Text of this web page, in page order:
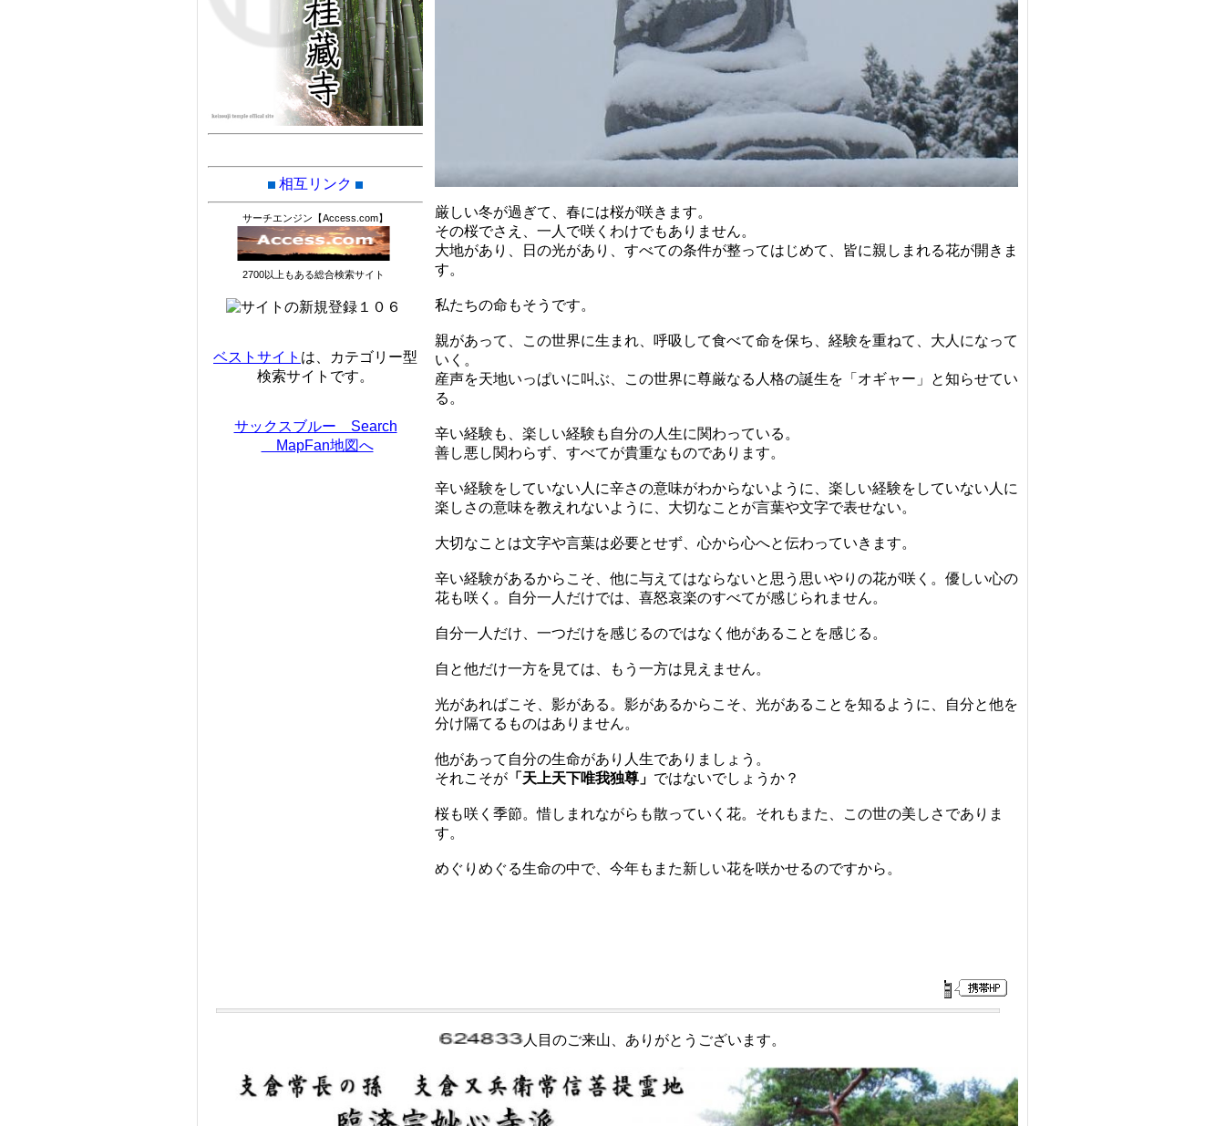
厳しい冬が過ぎて、春には桜が咲きます。
その桜でさえ、一人で咲くわけでもありません。
大地があり、日の光があり、すべての条件が整ってはじめて、皆に親しまれる花が開きま
す。
私たちの命もそうです。
親があって、この世界に生まれ、呼吸して食べて命を保ち、 経験を重ねて、大人になって
いく。
産声を天地いっぱいに叫ぶ、この世界に尊厳なる人格の誕生を「オギャー」と知らせてい
る。
辛い経験も、楽しい経験も自分の人生に関わっている。
善し悪し関わらず、すべてが貴重なものであります。
辛い経験をしていない人に辛さの意味がわからないように、楽しい経験をしていない人に
楽しさの意味を教えれないように、大切なことが言葉や文字で表せない。
大切なことは文字や言葉は必要とせず、心から心へと伝わっていきます。
辛い経験があるからこそ、他に与えてはならないと思う 思いやりの花が咲く。優しい心の
花も咲く。
自分一人だけでは、喜怒哀楽のすべてが感じられません。
自分一人だけ、一つだけを感じるのではなく 他があることを感じる。
自と他だけ一方を見ては、もう一方は見えません。
光があればこそ、影がある。影があるからこそ、光があることを知るように、
自分と他を
分け隔てるものはありません。
他があって自分の生命があり人生でありましょう。
それこそが 「天上天下唯我独尊」 ではないでしょうか？
桜も咲く季節。惜しまれながらも散っていく花。 それもまた、この世の美しさでありま
す。
めぐりめぐる生命の中で、今年もまた新しい花を咲かせるのですから。
相互リンク
サーチエンジン【Access.com】
2700以上もある総合検索サイト
ベストサイト は、カテゴリー型
検索サイトです。
サックスブルー Search
MapFan地図へ
人目のご来山、ありがとうございます。